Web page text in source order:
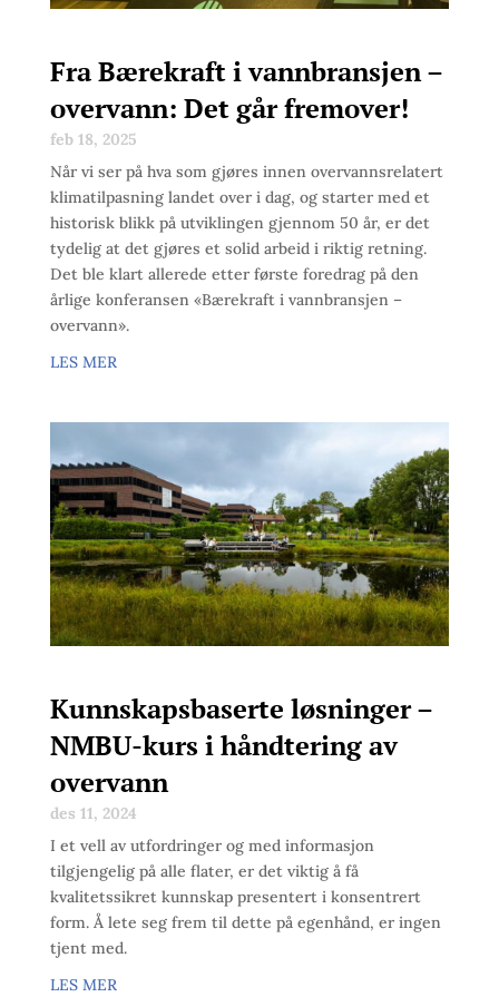
Fra Bærekraft i vannbransjen –
overvann: Det går fremover!
feb 18, 2025
Når vi ser på hva som gjøres innen overvannsrelatert
klimatilpasning landet over i dag, og starter med et
historisk blikk på utviklingen gjennom 50 år, er det
tydelig at det gjøres et solid arbeid i riktig retning.
Det ble klart allerede etter første foredrag på den
årlige konferansen «Bærekraft i vannbransjen –
overvann».
LES MER
Kunnskapsbaserte løsninger –
NMBU-kurs i håndtering av
overvann
des 11, 2024
I et vell av utfordringer og med informasjon
tilgjengelig på alle flater, er det viktig å få
kvalitetssikret kunnskap presentert i konsentrert
form. Å lete seg frem til dette på egenhånd, er ingen
tjent med.
LES MER